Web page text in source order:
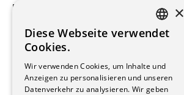
Beauftragte Unternehmen
Hersteller/Lieferanten
Bauherrschaften
Immobilienverwaltungsgesellschaften
Stockwerkeigentum
Reportagen
FRENCH
×
Diese Webseite verwendet
Cookies.
Wir verwenden Cookies, um Inhalte und
Anzeigen zu personalisieren und unseren
Datenverkehr zu analysieren. Wir geben